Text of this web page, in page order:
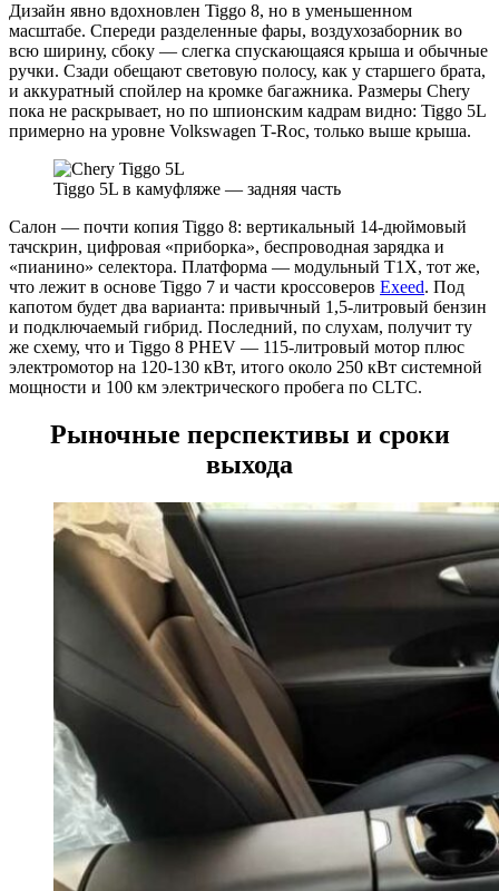
Дизайн явно вдохновлен Tiggo 8, но в уменьшенном
масштабе. Спереди разделенные фары, воздухозаборник во
всю ширину, сбоку — слегка спускающаяся крыша и обычные
ручки. Сзади обещают световую полосу, как у старшего брата,
и аккуратный спойлер на кромке багажника. Размеры Chery
пока не раскрывает, но по шпионским кадрам видно: Tiggo 5L
примерно на уровне Volkswagen T-Roc, только выше крыша.
Tiggo 5L в камуфляже — задняя часть
Салон — почти копия Tiggo 8: вертикальный 14-дюймовый
тачскрин, цифровая «приборка», беспроводная зарядка и
«пианино» селектора. Платформа — модульный T1X, тот же,
что лежит в основе Tiggo 7 и части кроссоверов Exeed. Под
капотом будет два варианта: привычный 1,5-литровый бензин
и подключаемый гибрид. Последний, по слухам, получит ту
же схему, что и Tiggo 8 PHEV — 115-литровый мотор плюс
электромотор на 120-130 кВт, итого около 250 кВт системной
мощности и 100 км электрического пробега по CLTC.
Рыночные перспективы и сроки
выхода